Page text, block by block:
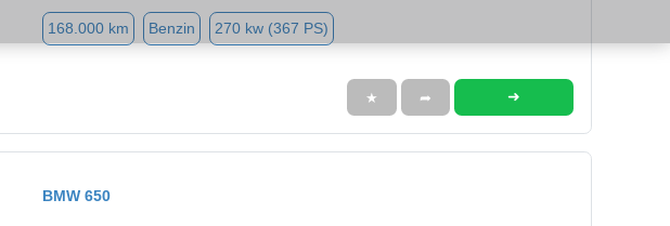
168.000 km Benzin 270 kw (367 PS)
★ ➦ ➜
BMW 650